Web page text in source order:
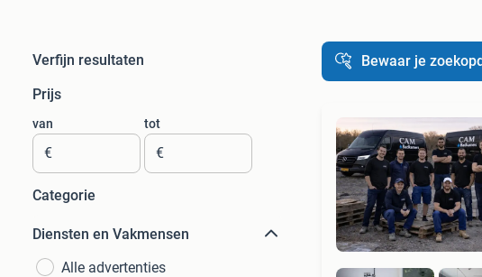
Verfijn resultaten
Prijs
van
€
tot
€
Categorie
Diensten en Vakmensen
Alle advertenties
Bewaar je